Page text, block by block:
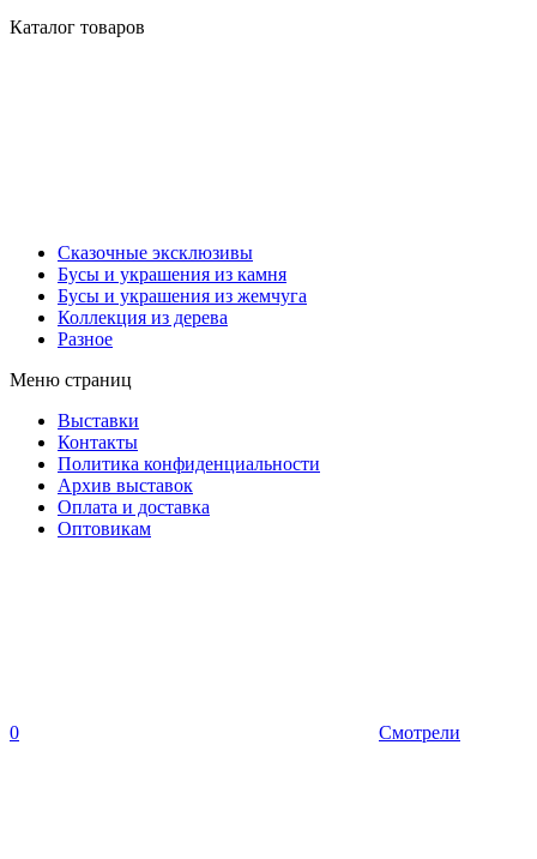
Каталог товаров
Сказочные эксклюзивы
Бусы и украшения из камня
Бусы и украшения из жемчуга
Коллекция из дерева
Разное
Меню страниц
Выставки
Контакты
Политика конфиденциальности
Архив выставок
Оплата и доставка
Оптовикам
0 Смотрели